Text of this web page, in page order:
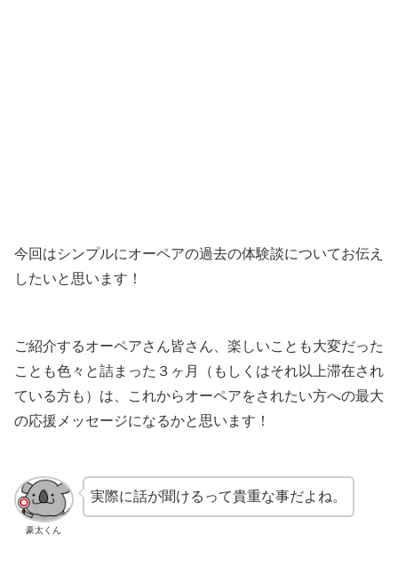
今回はシンプルにオーペアの過去の体験談についてお伝え
したいと思います！
ご紹介するオーペアさん皆さん、楽しいことも大変だった
ことも色々と詰まった３ヶ月（もしくはそれ以上滞在され
ている方も）は、これからオーペアをされたい方への最大
の応援メッセージになるかと思います！
豪太くん
実際に話が聞けるって貴重な事だよね。